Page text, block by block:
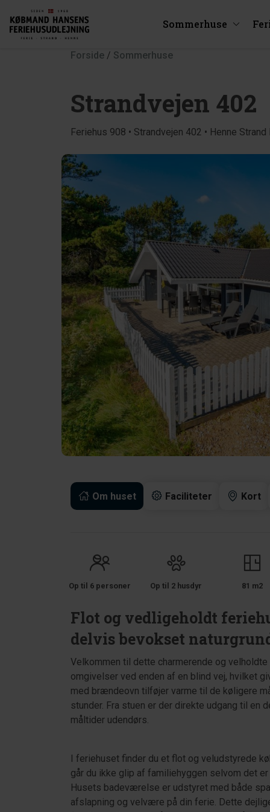
Sommerhuse
Forside / Sommerhuse
Strandvejen 402
Feriehus 908 • Strandvejen 402 • Henne Strand
Om huset Faciliteter Kort
Op til 6 personer Op til 2 husdyr 81 m2
Flot og vedligeholdt
delvis bevokset
Velkommen til dette charmerende og
omgivelser ved enden af en blind vej, hvilket
med brændeovn tilføjer varme til de køligere
stunder. Fra stuen er der direkte udgang til
måltider udendørs.
I feriehuset finder du et flot og veludstyrede
går du ikke glip af familiehyggen selvom det
Husets badeværelse er udstyret med både
afslapning og velvære på din ferie. Dette